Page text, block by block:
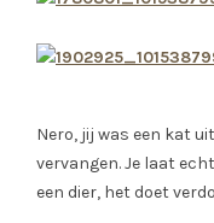
Nero, jij was een kat
vervangen. Je laat
een dier, het doet